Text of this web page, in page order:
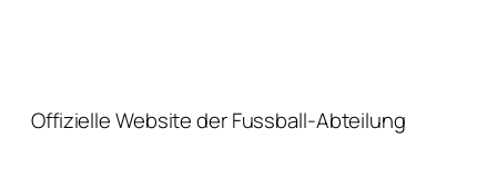
Offizielle Website der Fussball-Abteilung